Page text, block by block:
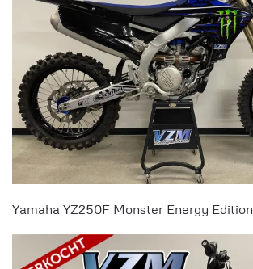
Yamaha YZ250F Monster Energy Edition